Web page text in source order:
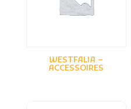
MASSEY FERGUSON
MICHELIN
WESTFALIA –
ACCESSOIRES